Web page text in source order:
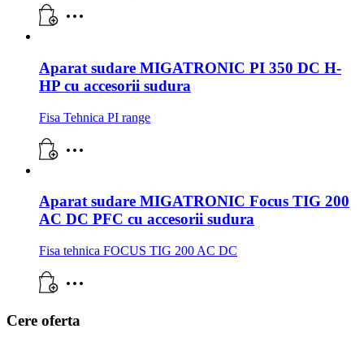
Aparat sudare MIGATRONIC PI 350 DC H-
HP cu accesorii sudura
Fisa Tehnica PI range
Aparat sudare MIGATRONIC Focus TIG 200
AC DC PFC cu accesorii sudura
Fisa tehnica FOCUS TIG 200 AC DC
Cere oferta